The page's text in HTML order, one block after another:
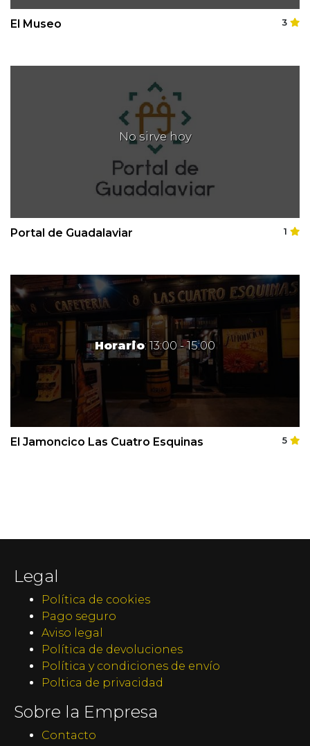
El Museo 3
No sirve hoy
Portal de Guadalaviar 1
Horario: 13:00 - 15:00
El Jamoncico Las Cuatro Esquinas 5
Legal
Política de cookies
Pago seguro
Aviso legal
Política de devoluciones
Política y condiciones de envío
Poltica de privacidad
Sobre la Empresa
Contacto